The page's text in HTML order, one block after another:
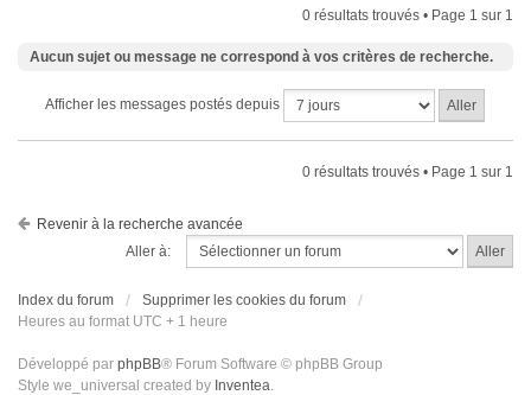
0 résultats trouvés • Page 1 sur 1
Aucun sujet ou message ne correspond à vos critères de recherche.
Afficher les messages postés depuis
0 résultats trouvés • Page 1 sur 1
Revenir à la recherche avancée
Aller à:
Index du forum
Supprimer les cookies du forum
Heures au format UTC + 1 heure
Développé par phpBB® Forum Software © phpBB Group
Style we_universal created by Inventea.